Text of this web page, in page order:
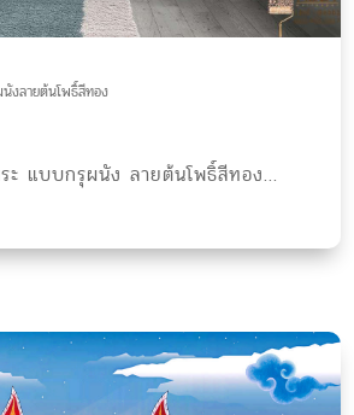
งลายต้นโพธิ์สีทอง
แบบกรุผนัง ลายต้นโพธิ์สีทอง...